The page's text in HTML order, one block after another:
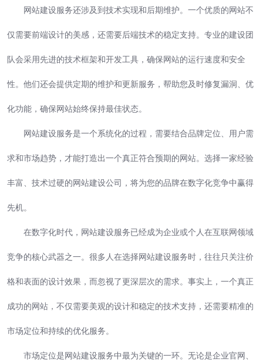
网站建设服务还涉及到技术实现和后期维护。一个优质的网站不
仅需要前端设计的美感，还需要后端技术的稳定支持。专业的建设团
队会采用先进的技术框架和开发工具，确保网站的运行速度和安全
性。他们还会提供定期的维护和更新服务，帮助您及时修复漏洞、优
化功能，确保网站始终保持最佳状态。
网站建设服务是一个系统化的过程，需要结合品牌定位、用户需
求和市场趋势，才能打造出一个真正符合预期的网站。选择一家经验
丰富、技术过硬的网站建设公司，将为您的品牌在数字化竞争中赢得
先机。
在数字化时代，网站建设服务已经成为企业或个人在互联网领域
竞争的核心武器之一。很多人在选择网站建设服务时，往往只关注价
格和表面的设计效果，而忽视了更深层次的需求。事实上，一个真正
成功的网站，不仅需要美观的设计和稳定的技术支持，还需要精准的
市场定位和持续的优化服务。
市场定位是网站建设服务中最为关键的一环。无论是企业官网、